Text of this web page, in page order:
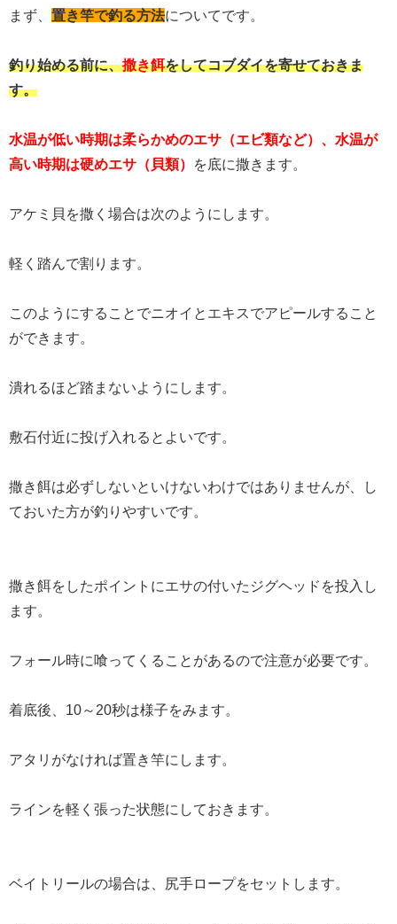
まず、 置き竿で釣る方法についてです。
釣り始める前に、撒き餌をしてコブダイを寄せておきま
す。
水温が低い時期は柔らかめのエサ（エビ類など）、水温が
高い時期は硬めエサ（貝類）
を底に撒きます。
アケミ貝を撒く場合は次のようにします。
軽く踏んで割ります。
このようにすることでニオイとエキスでアピールすること
ができます。
潰れるほど踏まないようにします。
敷石付近に投げ入れるとよいです。
撒き餌は必ずしないといけないわけではありませんが、し
ておいた方が釣りやすいです。
撒き餌をしたポイントにエサの付いたジグヘッドを投入し
ます。
フォール時に喰ってくることがあるので注意が必要です。
着底後、10～20秒は様子をみます。
アタリがなければ置き竿にします。
ラインを軽く張った状態にしておきます。
ベイトリールの場合は、尻手ロープをセットします。